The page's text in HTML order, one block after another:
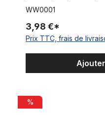
WW0001
3,98 €*
Prix TTC, frais de
Double Sacoche vélo
%